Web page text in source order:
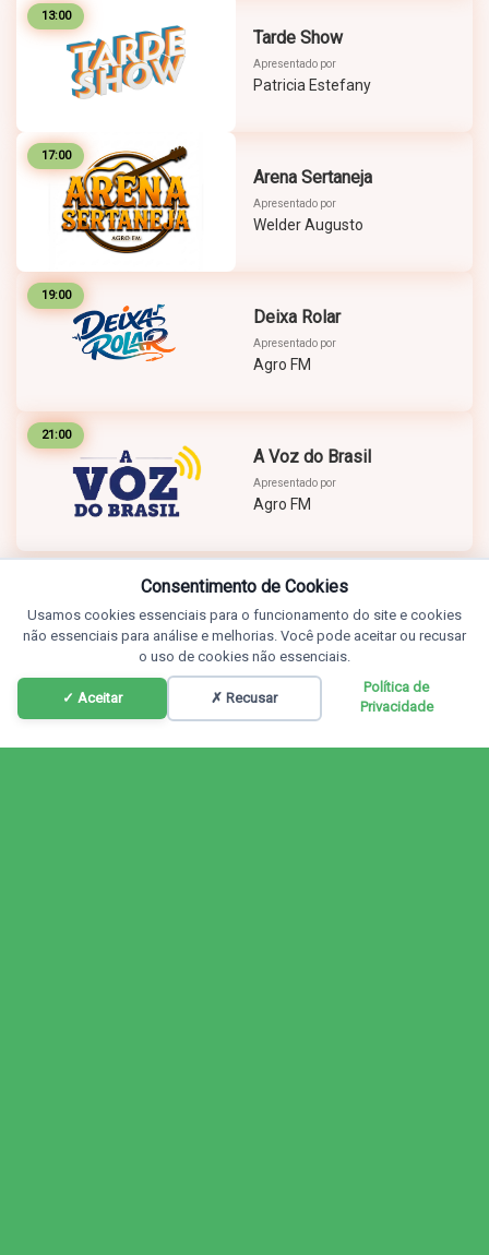
13:00
Tarde Show
Apresentado por
Patricia Estefany
17:00
Arena Sertaneja
Apresentado por
Welder Augusto
19:00
Deixa Rolar
Apresentado por
Agro FM
21:00
A Voz do Brasil
Apresentado por
Agro FM
Programação
Consentimento de Cookies
Usamos cookies essenciais para o funcionamento do site e cookies
não essenciais para análise e melhorias. Você pode aceitar ou recusar
o uso de cookies não essenciais.
✓ Aceitar ✗ Recusar
Política de
Privacidade